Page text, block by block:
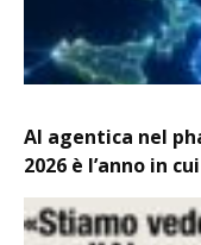
AI agentica nel
2026 è l’anno in